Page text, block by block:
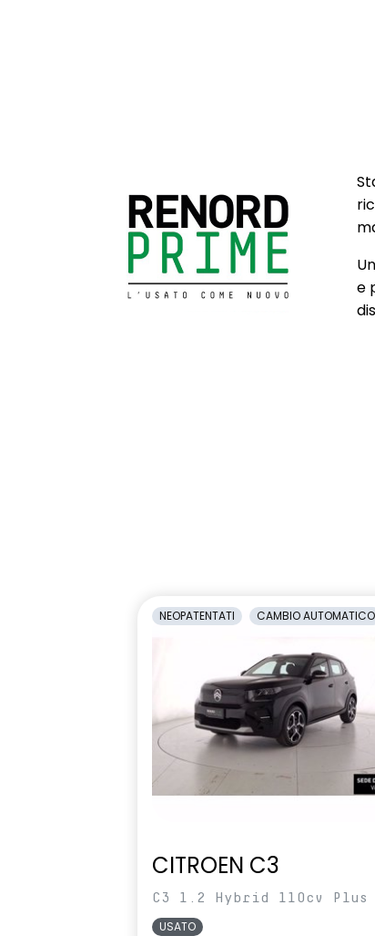
e
NEOPATENTATI CAMBIO AUTOMATICO
CITROEN C3
C3 1.2 Hybrid 110cv Plus
USATO